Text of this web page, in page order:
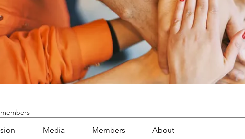
Media Members About